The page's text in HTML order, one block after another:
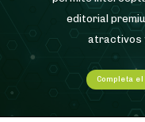
editorial
atractivos
Completa